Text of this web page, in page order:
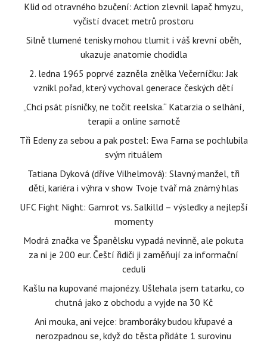
Klid od otravného bzučení: Action zlevnil lapač hmyzu,
vyčistí dvacet metrů prostoru
Silně tlumené tenisky mohou tlumit i váš krevní oběh,
ukazuje anatomie chodidla
2. ledna 1965 poprvé zazněla znělka Večerníčku: Jak
vznikl pořad, který vychoval generace českých dětí
„Chci psát písničky, ne točit reelska.“ Katarzia o selhání,
terapii a online samotě
Tři Edeny za sebou a pak postel: Ewa Farna se pochlubila
svým rituálem
Tatiana Dyková (dříve Vilhelmová): Slavný manžel, tři
děti, kariéra i výhra v show Tvoje tvář má známý hlas
UFC Fight Night: Gamrot vs. Salkilld – výsledky a nejlepší
momenty
Modrá značka ve Španělsku vypadá nevinně, ale pokuta
za ni je 200 eur. Čeští řidiči ji zaměňují za informační
ceduli
Kašlu na kupované majonézy. Ušlehala jsem tatarku, co
chutná jako z obchodu a vyjde na 30 Kč
Ani mouka, ani vejce: bramboráky budou křupavé a
nerozpadnou se, když do těsta přidáte 1 surovinu